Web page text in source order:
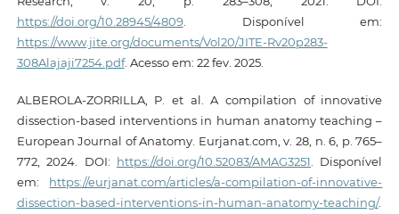
https://doi.org/10.28945/4809. Disponível em:
https://www.jite.org/documents/Vol20/JITE-Rv20p283-
308Alajaji7254.pdf. Acesso em: 22 fev. 2025.
ALBEROLA-ZORRILLA, P. et al. A compilation of innovative
dissection-based interventions in human anatomy teaching –
European Journal of Anatomy. Eurjanat.com, v. 28, n. 6, p. 765–
772, 2024. DOI: https://doi.org/10.52083/AMAG3251 . Disponível
em: https://eurjanat.com/articles/a-compilation-of-innovative-
dissection-based-interventions-in-human-anatomy-teaching/.